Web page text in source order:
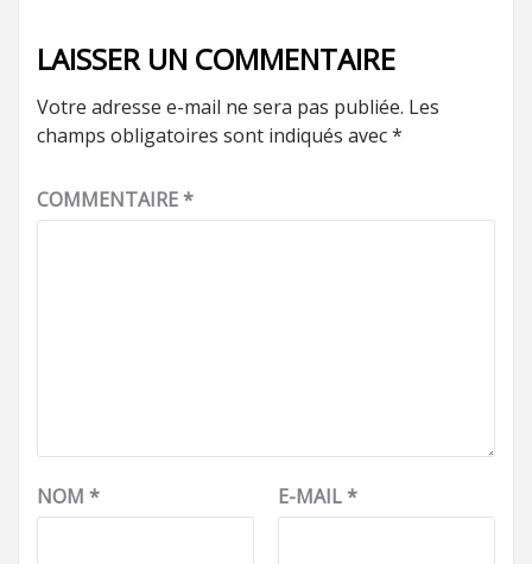
LAISSER UN COMMENTAIRE
Votre adresse e-mail ne sera pas publiée. Les
champs obligatoires sont indiqués avec*
COMMENTAIRE*
NOM * E-MAIL*